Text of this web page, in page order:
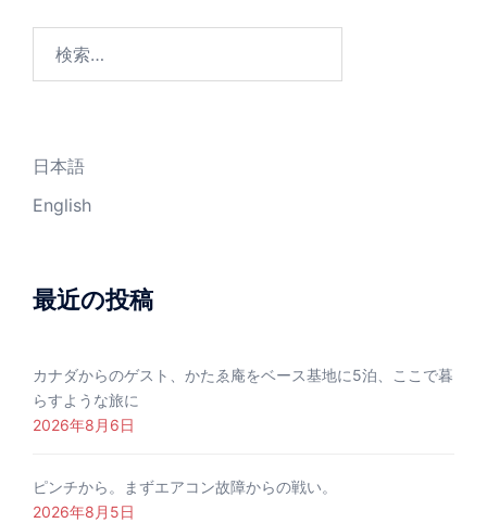
日本語
English
最近の投稿
カナダからのゲスト、かたゑ庵をベース基地に5泊、ここで暮
らすような旅に
2026年8月6日
ピンチから。まずエアコン故障からの戦い。
2026年8月5日